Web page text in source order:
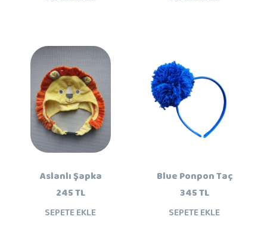
Aslanlı Şapka
245 TL
SEPETE EKLE
Blue Ponpon Taç
345 TL
SEPETE EKLE